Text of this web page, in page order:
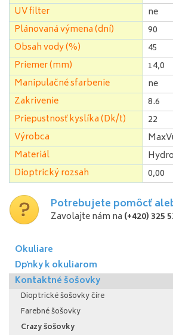
UV filter
ne
Plánovaná výmena (dní)
90
Obsah vody (%)
45
Priemer (mm)
14,0
Manipulačné sfarbenie
ne
Zakrivenie
8.6
Priepustnosť kyslíka (Dk/t)
22
Výrobca
Materiál
Dioptrický rozsah
0,00
Potrebujete pomôcť
Zavolajte nám na (+420) 325
Okuliare
Dpňky k okuliarom
Kontaktné šošovky
Dioptrické šošovky číre
Farebné šošovky
Crazy šošovky